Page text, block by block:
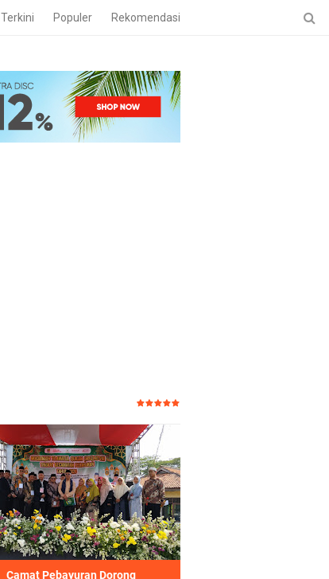
Terkini Populer Rekomendasi
Camat Pebayuran Dorong